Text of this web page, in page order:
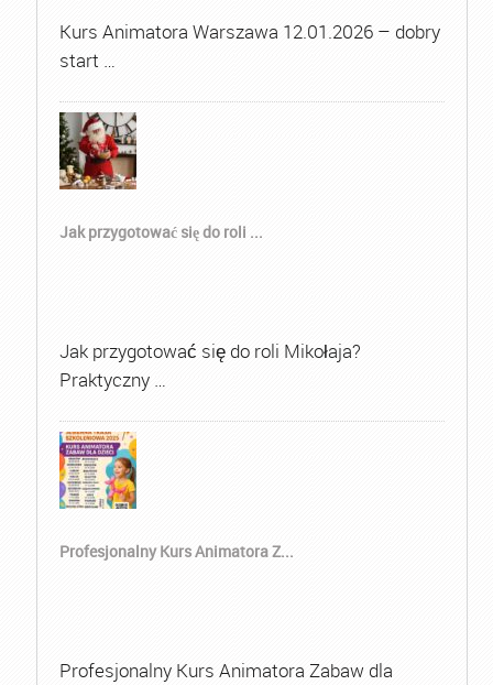
Kurs Animatora Warszawa 12.01.2026 – dobry
start …
Jak przygotować się do roli ...
Jak przygotować się do roli Mikołaja?
Praktyczny …
Profesjonalny Kurs Animatora Z...
Profesjonalny Kurs Animatora Zabaw dla